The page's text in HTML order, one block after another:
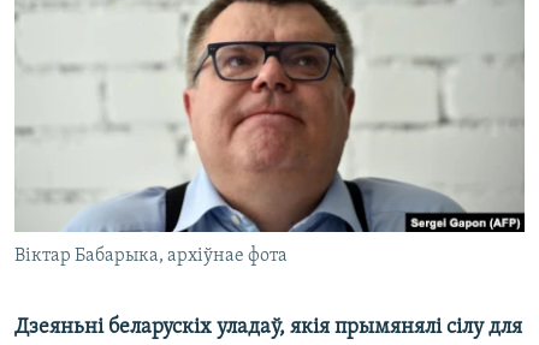
КУЛЬТУРА
МОВА
НА ХВАЛЯХ СВАБОДЫ
Віктар Бабарыка, архіўнае фота
Дзеяньні беларускіх уладаў, якія прымянялі сілу для